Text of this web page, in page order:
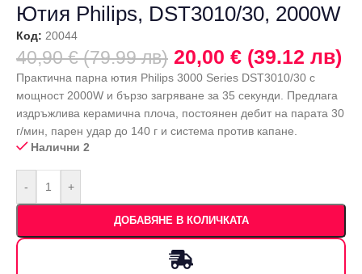
Ютия Philips, DST3010/30, 2000W
Код: 20044
40,90 € (79.99 лв) 20,00 € (39.12 лв)
Практична парна ютия Philips 3000 Series DST3010/30 с
мощност 2000W и бързо загряване за 35 секунди. Предлага
издръжлива керамична плоча, постоянен дебит на парата 30
г/мин, парен удар до 140 г и система против капане.
Налични 2
- +
ДОБАВЯНЕ В КОЛИЧКАТА